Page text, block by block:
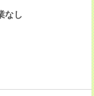
なし